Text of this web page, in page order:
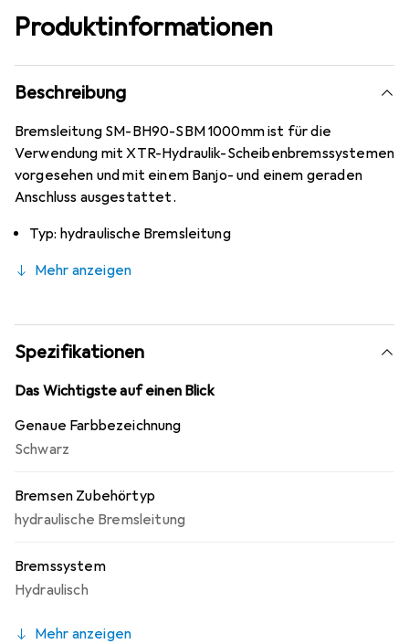
Produktinformationen
Beschreibung
Bremsleitung SM-BH90-SBM 1000mm ist für die
Verwendung mit XTR-Hydraulik-Scheibenbremssystemen
vorgesehen und mit einem Banjo- und einem geraden
Anschluss ausgestattet.
Typ: hydraulische Bremsleitung
Mehr anzeigen
Spezifikationen
Das Wichtigste auf einen Blick
Genaue Farbbezeichnung
Schwarz
Bremsen Zubehörtyp
hydraulische Bremsleitung
Bremssystem
Hydraulisch
Mehr anzeigen